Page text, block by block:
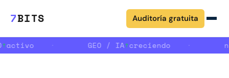
7BITS Auditoría gratuita
activo · GEO / IA↑creciendo ·